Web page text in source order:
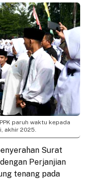
paruh waktu kepada
akhir 2025.
Surat
Perjanjian
tenang pada